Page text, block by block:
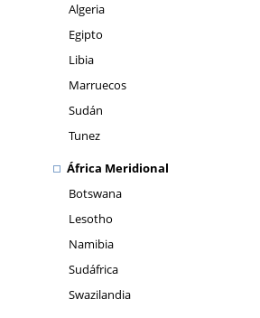
Algeria
Egipto
Libia
Marruecos
Sudán
Tunez
África Meridional
Botswana
Lesotho
Namibia
Sudáfrica
Swazilandia